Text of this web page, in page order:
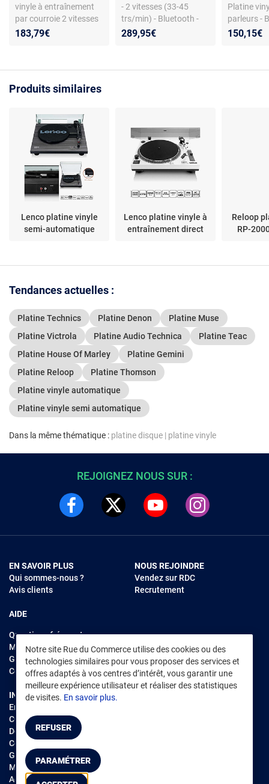
vinyle à entraînement
par courroie 2 vitesses
(33-45 trs/min) avec
183,79€
- 2 vitesses (33-45
trs/min) - Bluetooth -
Enceintes externes -
289,95€
Platine
parleurs -
150,15€
Produits similaires
Lenco platine vinyle
semi-automatique
Lenco platine vinyle à
entraînement direct
Reloop
RP-
Tendances actuelles :
Platine Technics Platine Denon
Platine Muse
Platine Victrola
Platine Audio Technica
Platine Teac
Platine House Of Marley
Platine Gemini
Platine Reloop
Platine Thomson
Platine vinyle automatique
Platine vinyle semi automatique
Dans la même thématique : platine disque | platine vinyle
Notre site Rue du Commerce utilise des cookies ou des
technologies similaires pour vous proposer des services et
offres adaptés à vos centres d’intérêt, vous garantir une
meilleure expérience utilisateur et réaliser des statistiques
de visites. En savoir plus.
REFUSER
PARAMÉTRER
REJOIGNEZ NOUS SUR :
EN SAVOIR PLUS
Qui sommes-nous ?
Avis clients
AIDE
Questions fréquentes
Modes de règlements
Garantie et retours
Contacter Rue du Commerce
NOUS REJOINDRE
Vendez sur RDC
Recrutement
INFORMATIONS LÉGALES
Environnement
CGV /CGU Marketplace
Données personnelles
Cookies
Gérer mes cookies
Mentions légales
Accessibilité : non conforme